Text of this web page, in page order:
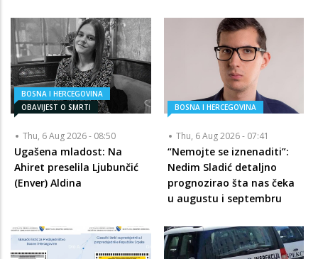
BOSNA I HERCEGOVINA
OBAVIJEST O SMRTI
Thu, 6 Aug 2026 - 08:50
Ugašena mladost: Na
Ahiret preselila Ljubunčić
(Enver) Aldina
BOSNA I HERCEGOVINA
Thu, 6 Aug 2026 - 07:41
“Nemojte se iznenaditi”:
Nedim Sladić detaljno
prognozirao šta nas čeka
u augustu i septembru